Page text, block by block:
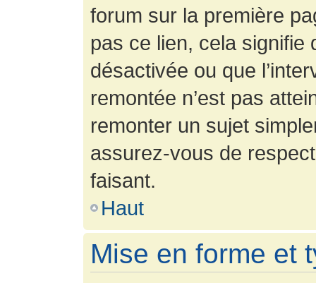
forum sur la première
pas ce lien, cela signifie
désactivée ou que
remontée n’est pas
remonter un sujet
assurez-vous de
faisant.
Haut
Mise en forme et